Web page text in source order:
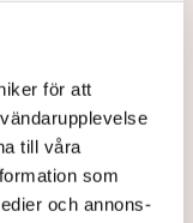
för att
till våra
som
och annons-
de
möjliggör
och Henrik